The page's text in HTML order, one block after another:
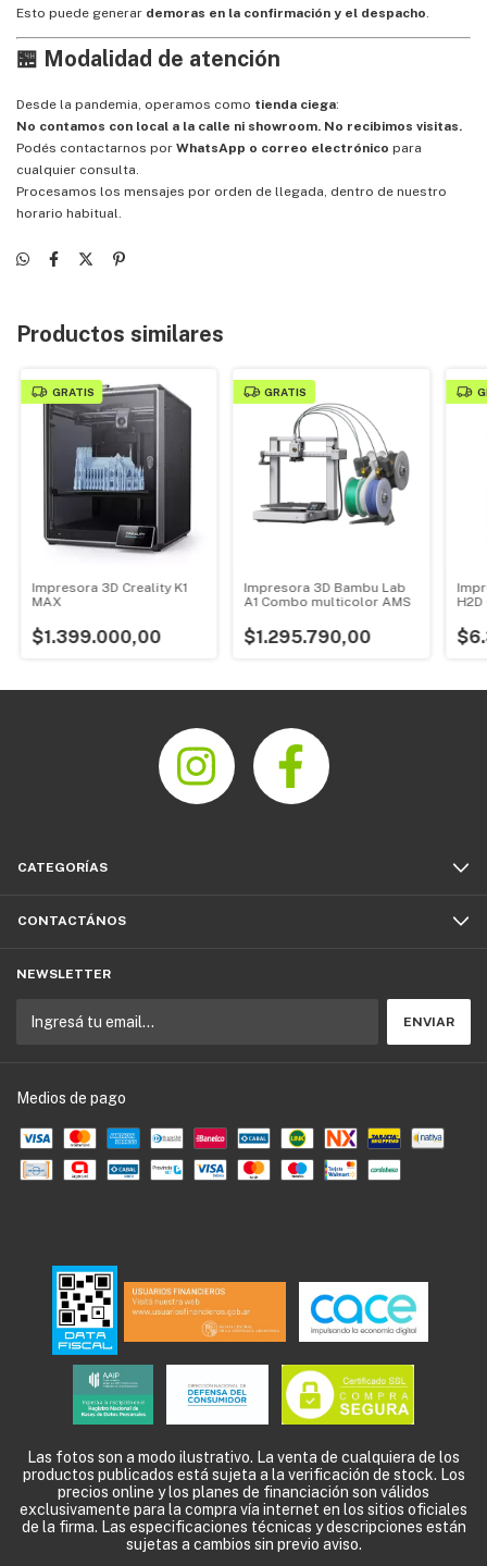
Esto puede generar demoras en la confirmación y el despacho.
🏪 Modalidad de atención
Desde la pandemia, operamos como tienda ciega:
No contamos con local a la calle ni showroom. No recibimos visitas.
Podés contactarnos por WhatsApp o correo electrónico para
cualquier consulta.
Procesamos los mensajes por orden de llegada, dentro de nuestro
horario habitual.
Productos similares
GRATIS
Impresora 3D Creality K1
MAX
$1.399.000,00
GRATIS
Impresora 3D Bambu Lab
A1 Combo multicolor AMS
$1.295.790,00
CATEGORÍAS
CONTACTÁNOS
NEWSLETTER
Medios de pago
Las fotos son a modo ilustrativo. La venta de cualquiera de los
productos publicados está sujeta a la verificación de stock. Los
precios online y los planes de financiación son válidos
exclusivamente para la compra vía internet en los sitios oficiales
de la firma. Las especificaciones técnicas y descripciones están
sujetas a cambios sin previo aviso.